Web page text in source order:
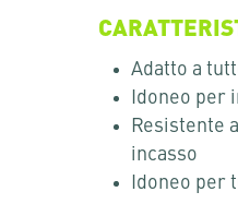
Adatto a
Idoneo per
Resistente
incasso
Idoneo per